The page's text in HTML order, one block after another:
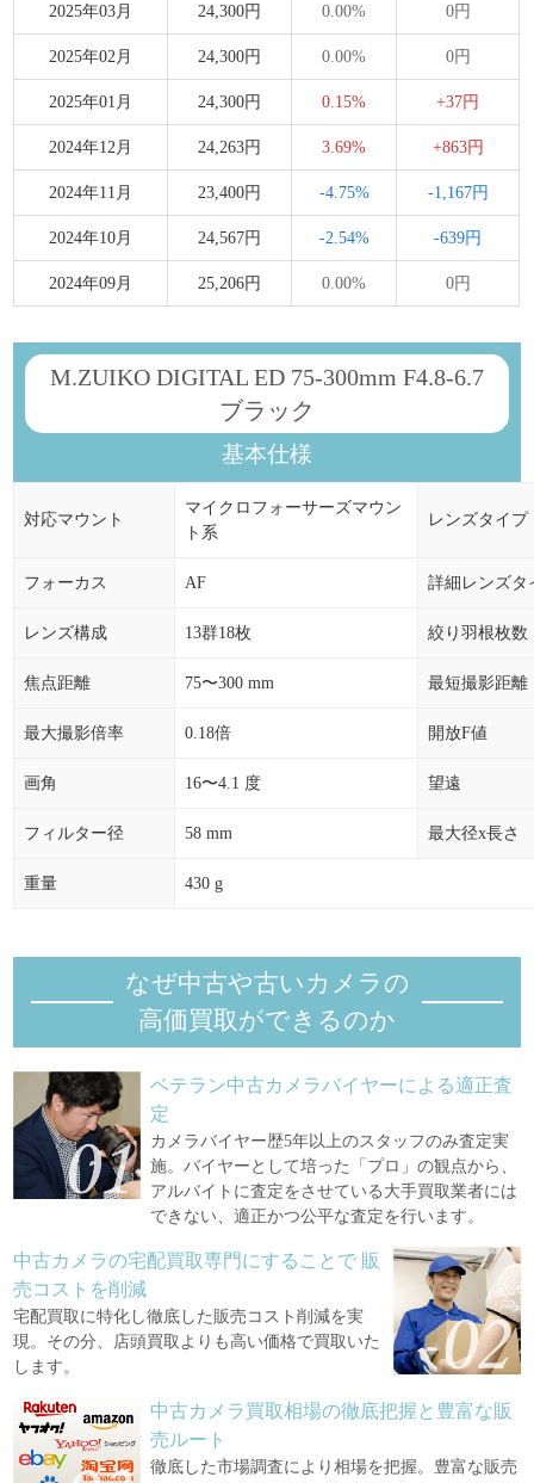
2025年03月 24,300円 0.00% 0円
2025年02月 24,300円 0.00% 0円
2025年01月 24,300円 0.15% +37円
2024年12月 24,263円 3.69% +863円
2024年11月 23,400円 -4.75% -1,167円
2024年10月 24,567円 -2.54% -639円
2024年09月 25,206円 0.00% 0円
M.ZUIKO DIGITAL ED 75-300mm F4.8-6.7
ブラック
基本仕様
対応マウント
マイクロフォーサーズマウン
ト系
レンズタイプ
フォーカス AF 詳細レンズタ
レンズ構成 13群18枚 絞り羽根枚数
焦点距離 75〜300 mm 最短撮影距離
最大撮影倍率 0.18倍 開放F値
画角 16〜4.1 度 望遠
フィルター径 58 mm 最大径x長さ
重量 430 g
なぜ中古や古いカメラの
高価買取ができるのか
ベテラン中古カメラバイヤーによる適正査
定
カメラバイヤー歴5年以上のスタッフのみ査定実
施。バイヤーとして培った「プロ」の観点から、
アルバイトに査定をさせている大手買取業者には
できない、適正かつ公平な査定を行います。
中古カメラの宅配買取専門にすることで 販
売コストを削減
宅配買取に特化し徹底した販売コスト削減を実
現。その分、店頭買取よりも高い価格で買取いた
します。
中古カメラ買取相場の徹底把握と豊富な販
売ルート
徹底した市場調査により相場を把握。豊富な販売